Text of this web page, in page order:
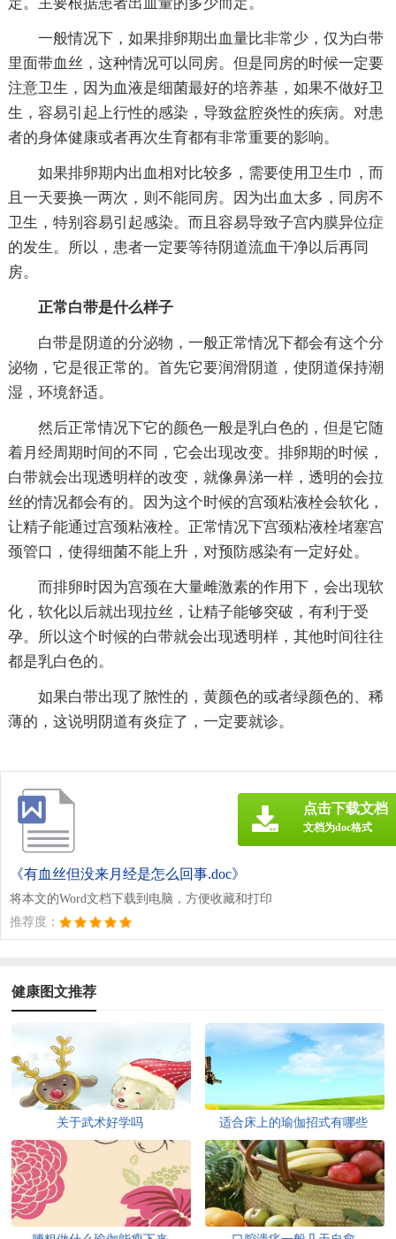
一般情况下，如果排卵期出血量比非常少，仅为白带
里面带血丝，这种情况可以同房。但是同房的时候一定要
注意卫生，因为血液是细菌最好的培养基，如果不做好卫
生，容易引起上行性的感染，导致盆腔炎性的疾病。对患
者的身体健康或者再次生育都有非常重要的影响。
如果排卵期内出血相对比较多，需要使用卫生巾，而
且一天要换一两次，则不能同房。因为出血太多，同房不
卫生，特别容易引起感染。而且容易导致子宫内膜异位症
的发生。所以，患者一定要等待阴道流血干净以后再同
房。
正常白带是什么样子
白带是阴道的分泌物，一般正常情况下都会有这个分
泌物，它是很正常的。首先它要润滑阴道，使阴道保持潮
湿，环境舒适。
然后正常情况下它的颜色一般是乳白色的，但是它随
着月经周期时间的不同，它会出现改变。排卵期的时候，
白带就会出现透明样的改变，就像鼻涕一样，透明的会拉
丝的情况都会有的。因为这个时候的宫颈粘液栓会软化，
让精子能通过宫颈粘液栓。正常情况下宫颈粘液栓堵塞宫
颈管口，使得细菌不能上升，对预防感染有一定好处。
而排卵时因为宫颈在大量雌激素的作用下，会出现软
化，软化以后就出现拉丝，让精子能够突破，有利于受
孕。所以这个时候的白带就会出现透明样，其他时间往往
都是乳白色的。
如果白带出现了脓性的，黄颜色的或者绿颜色的、稀
薄的，这说明阴道有炎症了，一定要就诊。
《有血丝但没来月经是怎么回事.doc》
将本文的Word文档下载到电脑，方便收藏和打印
推荐度：
点击下载文档
文档为doc格式
健康图文推荐
关于武术好学吗 适合床上的瑜伽招式有哪些